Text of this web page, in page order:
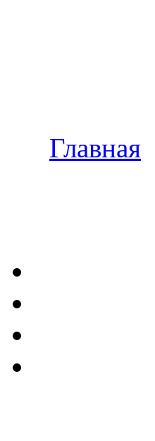
Главная